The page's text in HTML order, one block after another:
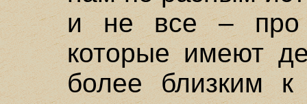
и не все – про
которые имеют
более близким